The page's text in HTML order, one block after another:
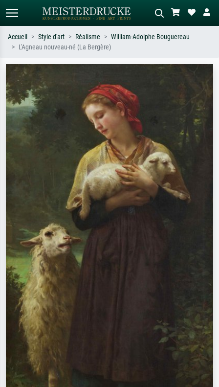
Recherchez par artiste, titre ou style –
ex. Monet, Nuit étoilée,
impressionnisme, vague de Hokusai,
Décrivez la scène – ex. prairie verte,
tableau sombre, nu debout près d'un
Accueil Style d'art Réalisme
William-Adolphe Bouguereau
L'Agneau nouveau-né (La Bergère)